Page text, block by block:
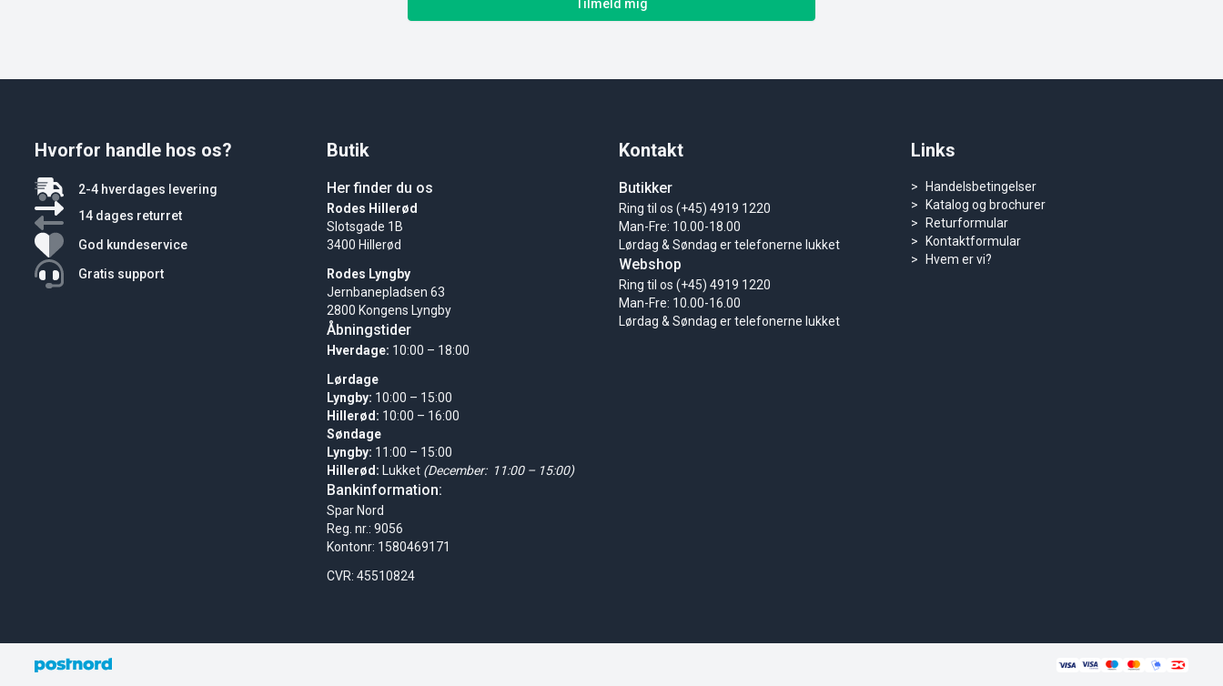
Tilmeld mig
Butik
Her finder du os
Rodes Hillerød
Slotsgade 1B
3400 Hillerød
Rodes Lyngby
Jernbanepladsen 63
2800 Kongens Lyngby
Åbningstider
Hverdage: 10:00 – 18:00
Lørdage
Lyngby: 10:00 – 15:00
Hillerød: 10:00 – 16:00
Søndage
Lyngby: 11:00 – 15:00
Hillerød: Lukket (December: 11:00 – 15:00)
Bankinformation:
Spar Nord
Reg. nr.: 9056
Kontonr: 1580469171
CVR: 45510824
Kontakt
Butikker
Ring til os (+45) 4919 1220
Man-Fre: 10.00-18.00
Lørdag & Søndag er telefonerne lukket
Webshop
Ring til os (+45) 4919 1220
Man-Fre: 10.00-16.00
Lørdag & Søndag er telefonerne lukket
Links
Handelsbetingelser
Katalog og brochurer
Returformular
Kontaktformular
Hvem er vi?
Hvorfor handle hos os?
2-4 hverdages levering
14 dages returret
God kundeservice
Gratis support